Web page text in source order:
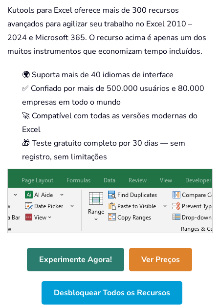
Kutools para Excel oferece mais de 300 recursos
avançados para agilizar seu trabalho no Excel 2010 –
2024 e Microsoft 365. O recurso acima é apenas um dos
muitos instrumentos que economizam tempo incluídos.
🌍 Suporta mais de 40 idiomas de interface
✅ Confiado por mais de 500.000 usuários e 80.000
empresas em todo o mundo
🚀 Compatível com todas as versões modernas do
Excel
🎁 Teste gratuito completo por 30 dias — sem
registro, sem limitações
Experimente Agora! Ver Preços
Desbloquear Todos os Recursos